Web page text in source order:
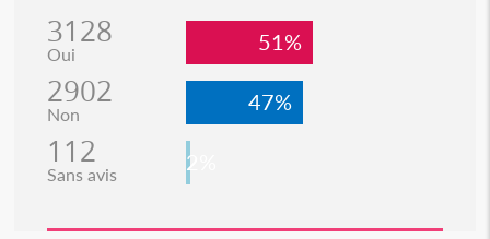
3128
Oui 51%
2902
Non 47%
112
Sans avis 2%